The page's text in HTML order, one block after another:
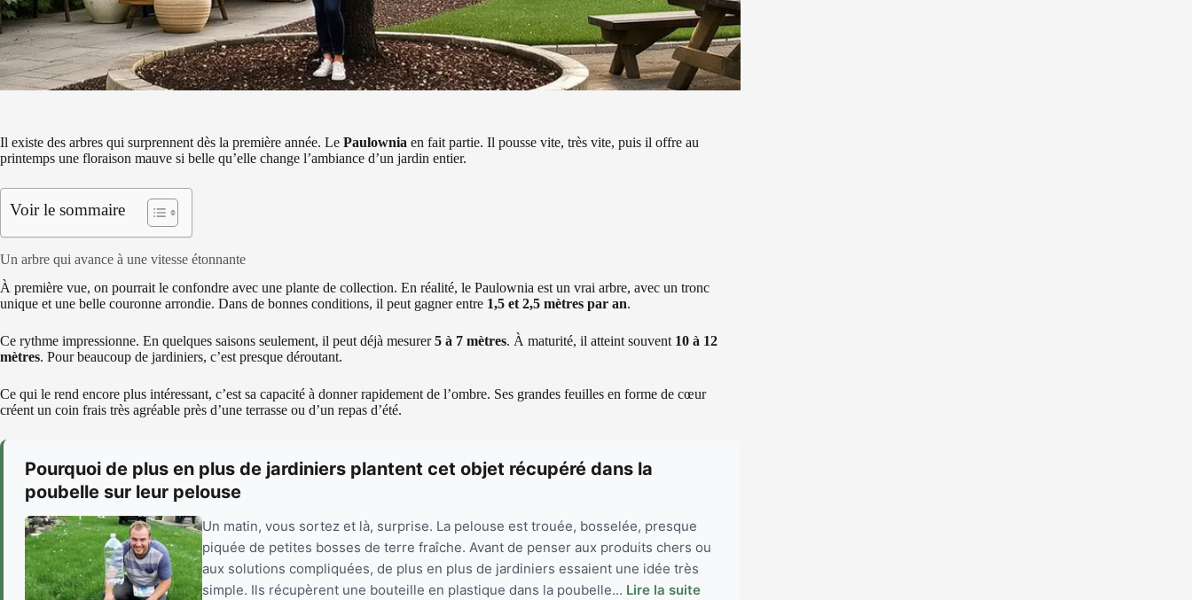
Il existe des arbres qui surprennent dès la première année. Le Paulownia en fait partie. Il pousse vite, très vite, puis il offre au
printemps une floraison mauve si belle qu’elle change l’ambiance d’un jardin entier.
Voir le sommaire
Un arbre qui avance à une vitesse étonnante
À première vue, on pourrait le confondre avec une plante de collection. En réalité, le Paulownia est un vrai arbre, avec un tronc
unique et une belle couronne arrondie. Dans de bonnes conditions, il peut gagner entre 1,5 et 2,5 mètres par an.
Ce rythme impressionne. En quelques saisons seulement, il peut déjà mesurer5 à 7 mètres. À maturité, il atteint souvent 10 à 12
mètres. Pour beaucoup de jardiniers, c’est presque déroutant.
Ce qui le rend encore plus intéressant, c’est sa capacité à donner rapidement de l’ombre. Ses grandes feuilles en forme de cœur
créent un coin frais très agréable près d’une terrasse ou d’un repas d’été.
Pourquoi de plus en plus de jardiniers plantent cet objet récupéré dans la
poubelle sur leur pelouse
Un matin, vous sortez et là, surprise. La pelouse est trouée, bosselée, presque
piquée de petites bosses de terre fraîche. Avant de penser aux produits chers ou
aux solutions compliquées, de plus en plus de jardiniers essaient une idée très
simple. Ils récupèrent une bouteille en plastique dans la poubelle... Lire la suite